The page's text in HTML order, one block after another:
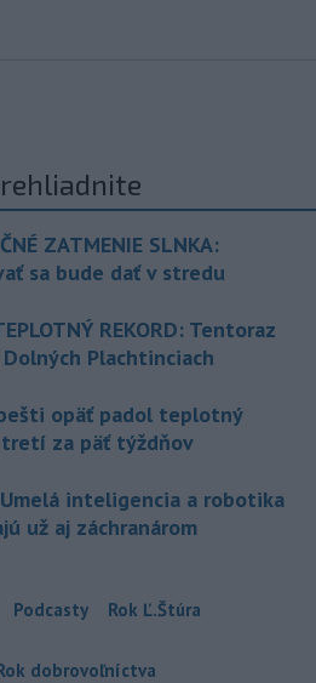
ZATMENIE SLNKA:
sa bude dať v stredu
REKORD: Tentoraz
Plachtinciach
opäť padol teplotný
za päť týždňov
Umelá inteligencia a robotika
už aj záchranárom
Podcasty Rok Ľ.Štúra
dobrovoľníctva